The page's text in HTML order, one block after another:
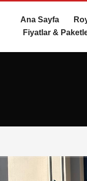
Ana Sayfa
Fiyatlar &